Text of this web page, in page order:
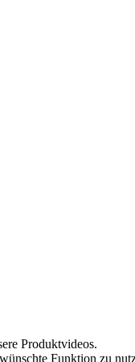
Produktvideos.
Funktion zu